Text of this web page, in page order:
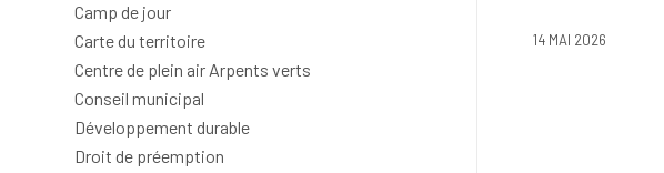
14 MAI 2026
Camp de jour
Carte du territoire
Centre de plein air Arpents verts
Conseil municipal
Développement durable
Droit de préemption